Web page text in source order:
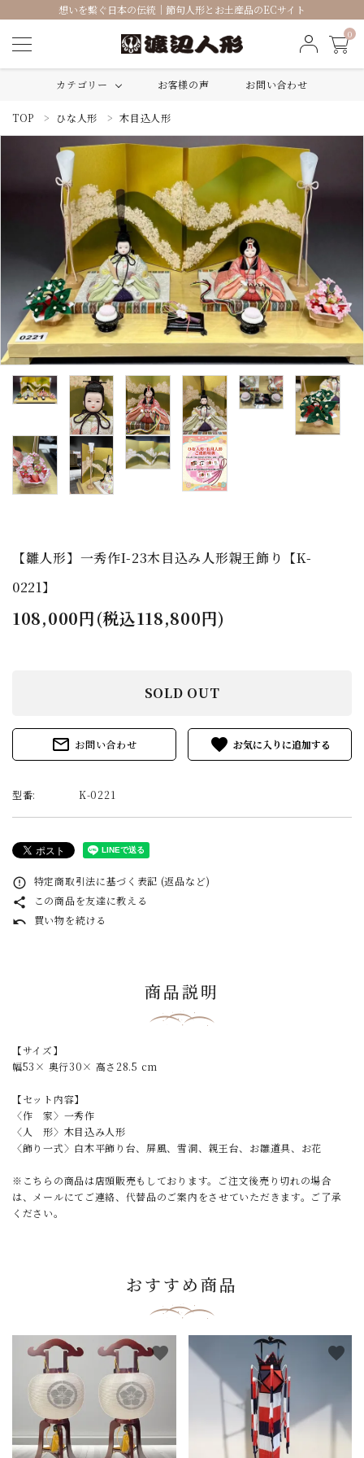
想いを繋ぐ日本の伝統｜節句人形とお土産品のECサイト
0
カテゴリー お客様の声 お問い合わせ
ACCOUNT MENU
ようこそ ゲスト 様
ログイン 新規会員登録
ひな人形
五月人形
お正月飾り
盆提灯
お土産もの
TOP ひな人形 木目込人形
【雛人形】一秀作I-23木目込み人形親王飾り【K-
0221】
108,000円(税込118,800円)
SOLD OUT
mail_outline お問い合わせ favorite
型番: K-0221
error_outline 特定商取引法に基づく表記 (返品など)
share この商品を友達に教える
undo 買い物を続ける
商品説明
【サイズ】
幅53× 奥行30× 高さ28.5 cm
【セット内容】
〈作 家〉一秀作
〈人 形〉木目込み人形
〈飾り一式〉白木平飾り台、屏風、雪洞、親王台、お雛道具、お花
※こちらの商品は店頭販売もしております。ご注文後売り切れの場合
は、メールにてご連絡、代替品のご案内をさせていただきます。ご了承
ください。
おすすめ商品
favorite favorite